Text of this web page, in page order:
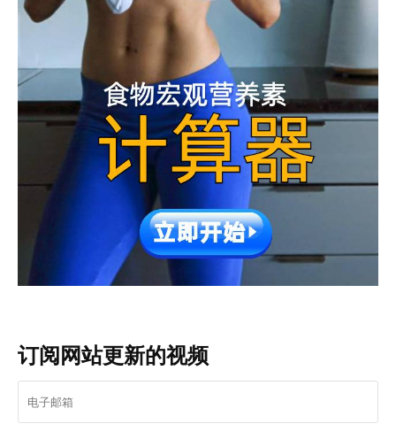
订阅网站更新的视频